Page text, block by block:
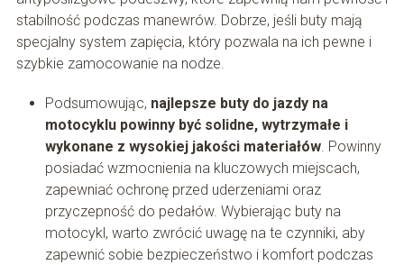
stabilność podczas manewrów. Dobrze, jeśli buty mają
specjalny system zapięcia, który pozwala na ich pewne i
szybkie zamocowanie na nodze.
Podsumowując, najlepsze buty do jazdy na
motocyklu powinny być solidne, wytrzymałe i
wykonane z wysokiej jakości materiałów. Powinny
posiadać wzmocnienia na kluczowych miejscach,
zapewniać ochronę przed uderzeniami oraz
przyczepność do pedałów. Wybierając buty na
motocykl, warto zwrócić uwagę na te czynniki, aby
zapewnić sobie bezpieczeństwo i komfort podczas